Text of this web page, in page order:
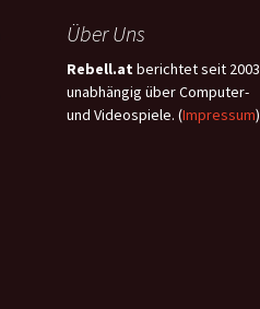
Über Uns
Rebell.at berichtet seit 2003
unabhängig über Computer-
und Videospiele. (Impressum)